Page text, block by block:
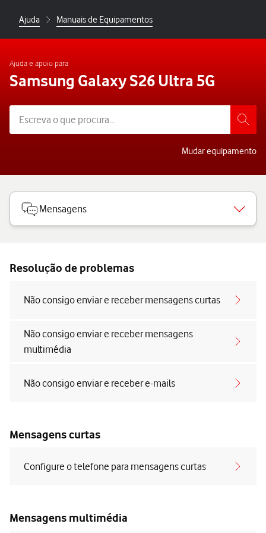
Ajuda Manuais de Equipamentos
Ajuda e apoio para
Samsung Galaxy S26 Ultra 5G
Mudar equipamento
Mensagens
Resolução de problemas
Não consigo enviar e receber mensagens curtas
Não consigo enviar e receber mensagens
multimédia
Não consigo enviar e receber e-mails
Mensagens curtas
Configure o telefone para mensagens curtas
Mensagens multimédia